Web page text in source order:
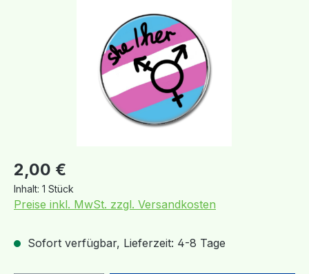
Regulärer Preis:
2,00 €
Inhalt: 1 Stück
Preise inkl. MwSt. zzgl. Versandkosten
Sofort verfügbar, Lieferzeit: 4-8 Tage